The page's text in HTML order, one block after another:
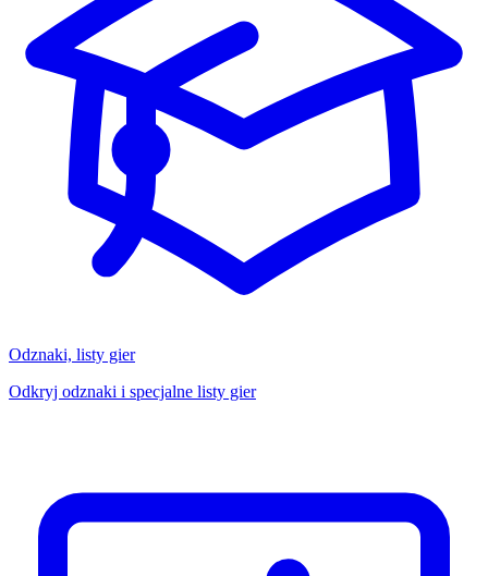
Odznaki, listy gier
Odkryj odznaki i specjalne listy gier